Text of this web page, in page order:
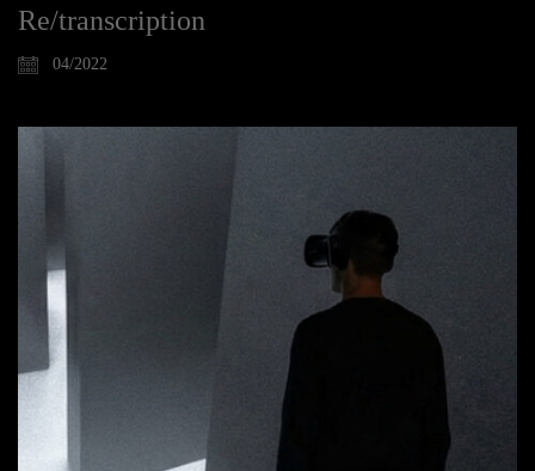
Re/transcription
04/2022